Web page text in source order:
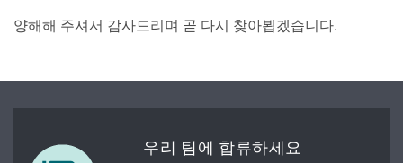
양해해 주셔서 감사드리며 곧 다시 찾아뵙겠습니다.
우리 팀에 합류하세요